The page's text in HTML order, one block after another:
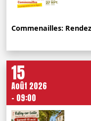
Commenailles:
15
Août 2026
- 09:00